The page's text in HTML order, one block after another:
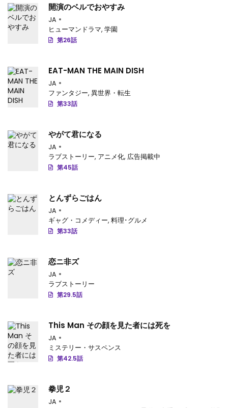
第32話 : 第32話
: 第31話
第29話 : 第29話
: 第28話
第26話 : 第26話
: 第25話
第23話 : 第23話
: 第22話
第20話 : 第20話
: 第19話
第17話 : 第17話
第16話 : 第16話
: 第15話
第14話 : 第14話
: 第13話
開演のベルでおやすみ
JA
ヒューマンドラマ, 学園
第26話
EAT-MAN THE MAIN DISH
JA
ファンタジー, 異世界・転生
第33話
やがて君になる
JA
ラブストーリー, アニメ化, 広告掲載中
第45話
とんずらごはん
JA
ギャグ・コメディー, 料理･グルメ
第33話
恋ニ非ズ
JA
ラブストーリー
第29.5話
This Man その顔を見た者には死を
JA
ミステリー・サスペンス
第42.5話
拳児２
JA